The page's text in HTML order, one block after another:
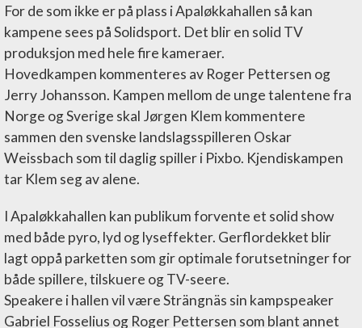
For de som ikke er på plass i Apaløkkahallen så kan
kampene sees på Solidsport. Det blir en solid TV
produksjon med hele fire kameraer.
Hovedkampen kommenteres av Roger Pettersen og
Jerry Johansson. Kampen mellom de unge talentene fra
Norge og Sverige skal Jørgen Klem kommentere
sammen den svenske landslagsspilleren Oskar
Weissbach som til daglig spiller i Pixbo. Kjendiskampen
tar Klem seg av alene.
I Apaløkkahallen kan publikum forvente et solid show
med både pyro, lyd og lyseffekter. Gerflordekket blir
lagt oppå parketten som gir optimale forutsetninger for
både spillere, tilskuere og TV-seere.
Speakere i hallen vil være Strängnäs sin kampspeaker
Gabriel Fosselius og Roger Pettersen som blant annet